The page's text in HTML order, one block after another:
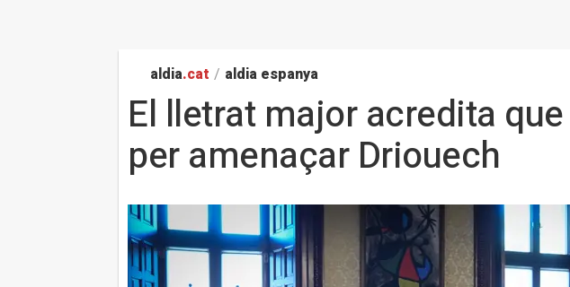
aldia.cat / aldia espanya
El lletrat major acredita
per amenaçar Driouech